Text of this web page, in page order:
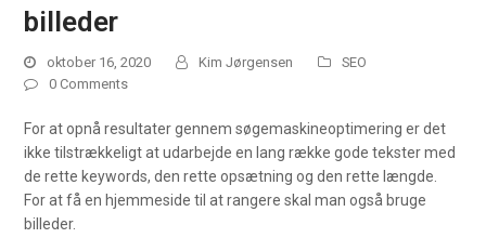
billeder
oktober 16, 2020 Kim Jørgensen
SEO
0 Comments
For at opnå resultater gennem søgemaskineoptimering er det
ikke tilstrækkeligt at udarbejde en lang række gode tekster med
de rette keywords, den rette opsætning og den rette længde.
For at få en hjemmeside til at rangere skal man også bruge
billeder.